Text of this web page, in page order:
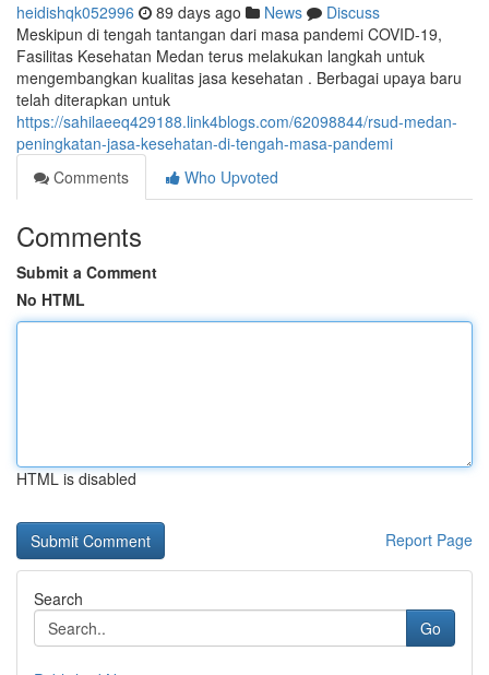
heidishqk052996 89 days ago News
Discuss
Meskipun di tengah tantangan dari masa pandemi COVID-19,
Fasilitas Kesehatan Medan terus melakukan langkah untuk
mengembangkan kualitas jasa kesehatan . Berbagai upaya baru
telah diterapkan untuk
https://sahilaeeq429188.link4blogs.com/62098844/rsud-medan-
peningkatan-jasa-kesehatan-di-tengah-masa-pandemi
Comments
Who Upvoted
Comments
Submit a Comment
No HTML
HTML is disabled
Report Page
Search
Go